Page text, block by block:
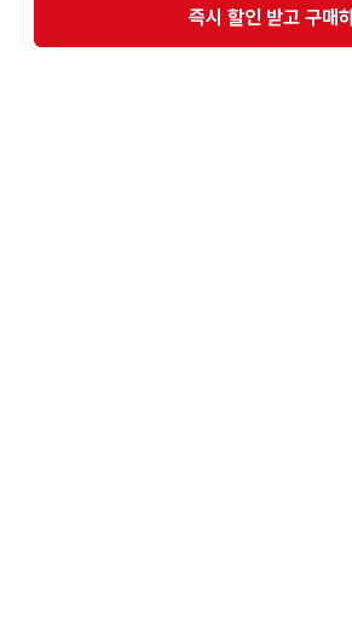
즉시 할인 받고 구매